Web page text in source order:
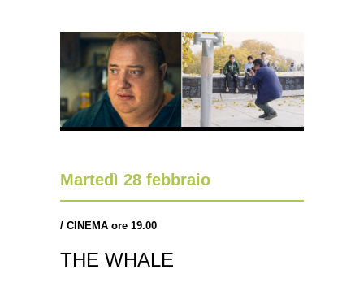
Martedì 28 febbraio
/ CINEMA ore 19.00
THE WHALE